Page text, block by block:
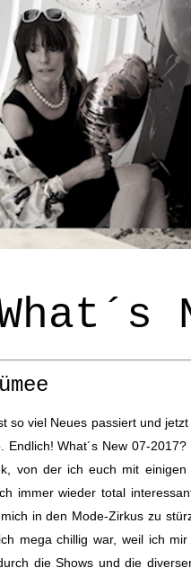
so viel Neues passiert und
What´s New 07-2017?
von der ich euch mit einigen
immer wieder total
in den Mode-Zirkus zu
mega chillig war, weil ich
die Shows und die